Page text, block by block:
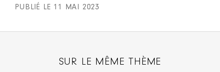
PUBLIÉ LE 11 MAI 2023
SUR LE MÊME THÈME